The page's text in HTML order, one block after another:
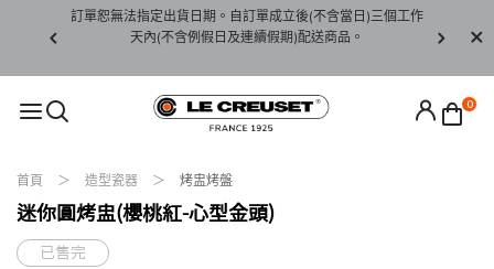
下水)，若
訂單恕無法指定出貨日期。自訂單成立後(不含當日)三個工作
天內(不含例假日及連續假期)配送商品。
請至
0
首頁 造型瓷器 烤盅烤盤
迷你圓烤盅(櫻桃紅-心型金頭)
已售完